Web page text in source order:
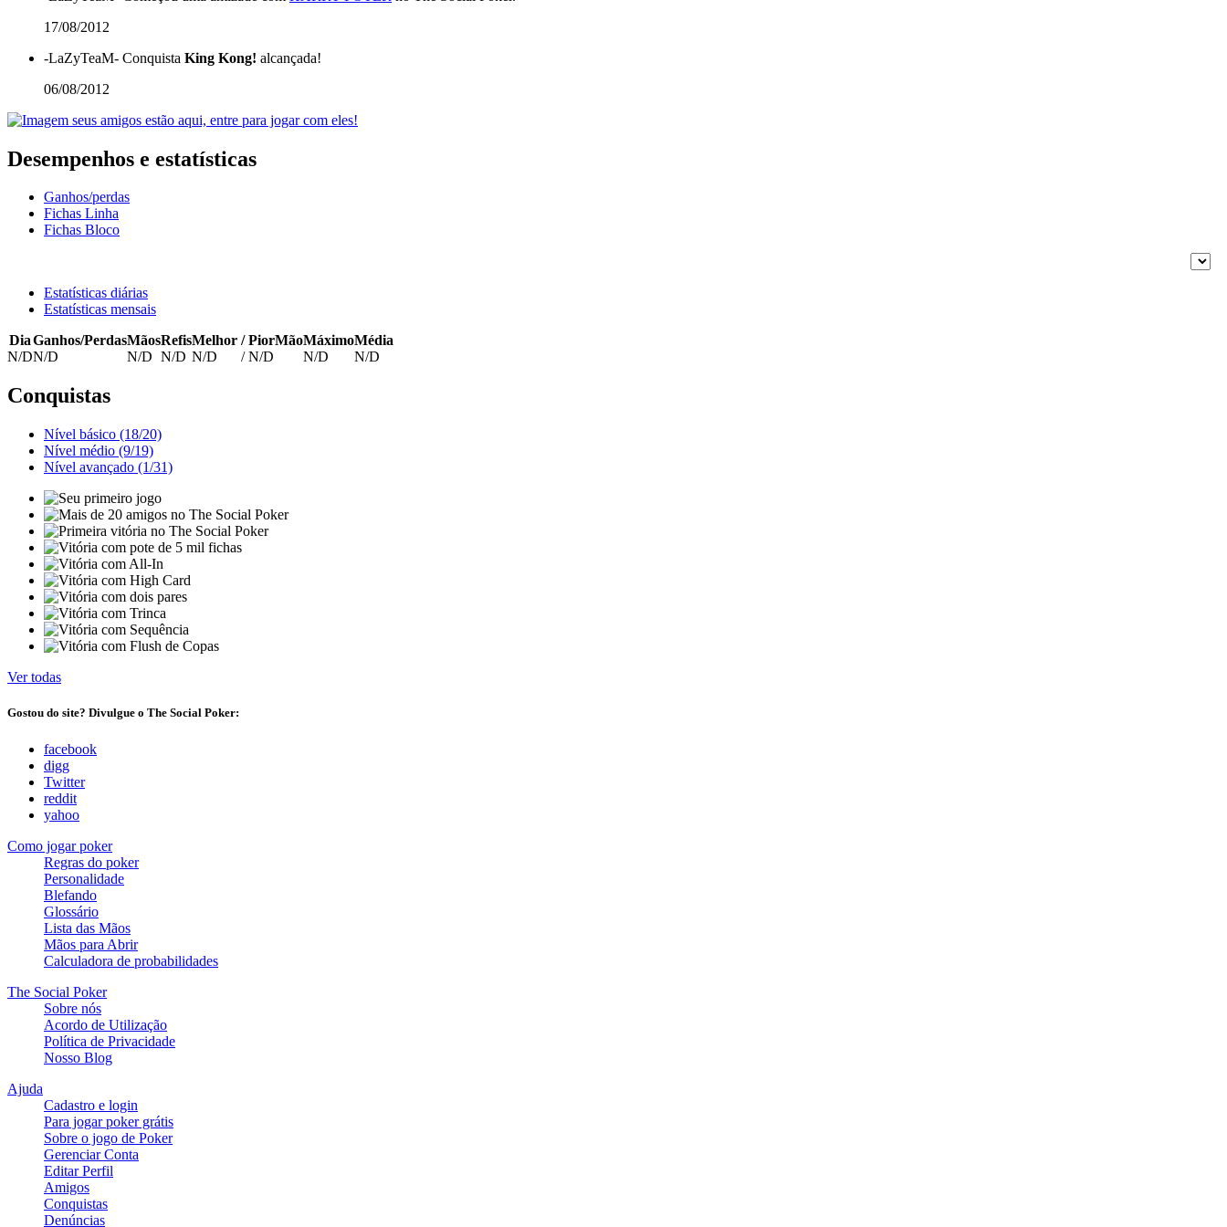
17/08/2012
-LaZyTeaM- Conquista King Kong! alcançada!
06/08/2012
Desempenhos e estatísticas
Ganhos/perdas
Fichas Linha
Fichas Bloco
Estatísticas diárias
Estatísticas mensais
DiaGanhos/PerdasMãosRefisMelhor / PiorMãoMáximoMédia
N/DN/D N/D N/D N/D /N/D N/D N/D
Conquistas
Nível básico (18/20)
Nível médio (9/19)
Nível avançado (1/31)
Ver todas
Gostou do site? Divulgue o The Social Poker:
facebook
digg
Twitter
reddit
yahoo
Como jogar poker
Regras do poker
Personalidade
Blefando
Glossário
Lista das Mãos
Mãos para Abrir
Calculadora de probabilidades
The Social Poker
Sobre nós
Acordo de Utilização
Política de Privacidade
Nosso Blog
Ajuda
Cadastro e login
Para jogar poker grátis
Sobre o jogo de Poker
Gerenciar Conta
Editar Perfil
Amigos
Conquistas
Denúncias